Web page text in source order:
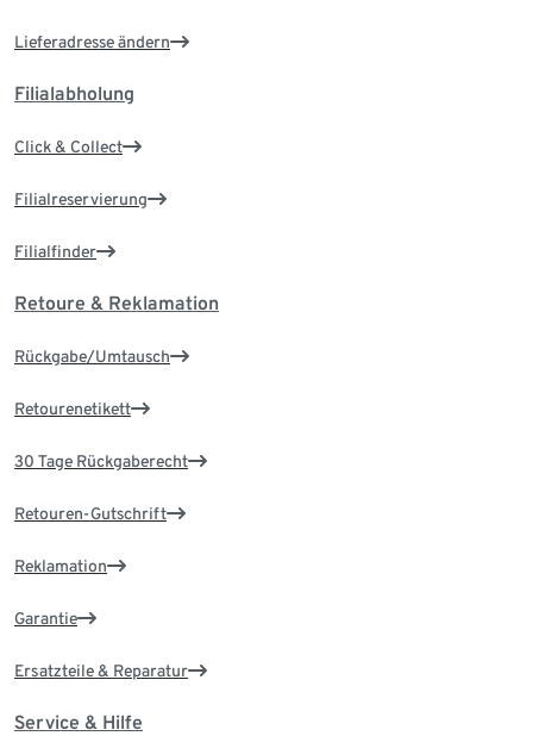
Lieferadresse ändern
Filialabholung
Click & Collect
Filialreservierung
Filialfinder
Retoure & Reklamation
Rückgabe/Umtausch
Retourenetikett
30 Tage Rückgaberecht
Retouren-Gutschrift
Reklamation
Garantie
Ersatzteile & Reparatur
Service & Hilfe